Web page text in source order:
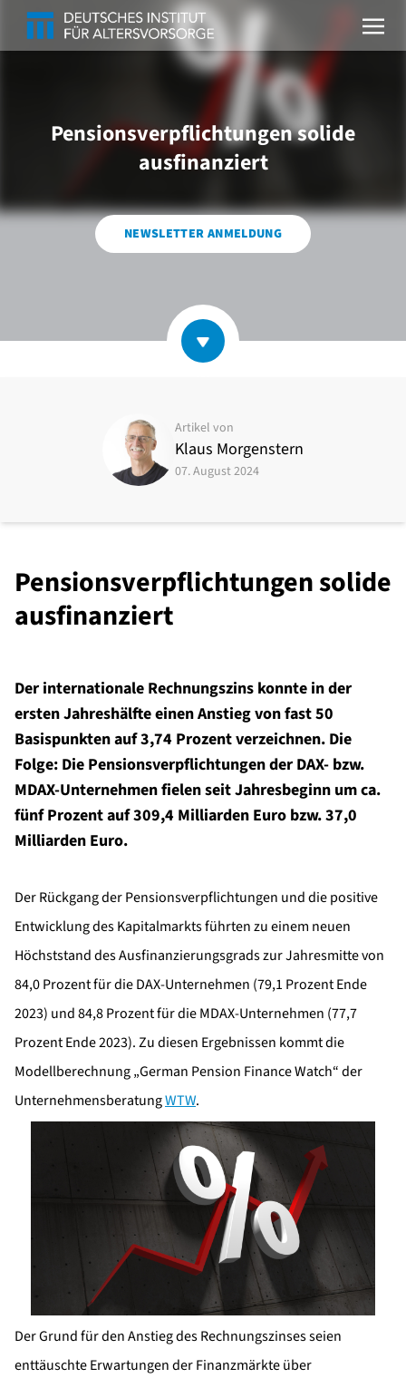
Pensionsverpflichtungen solide
ausfinanziert
NEWSLETTER ANMELDUNG
Artikel von
Klaus Morgenstern
07. August 2024
Pensionsverpflichtungen solide
ausfinanziert
Der internationale Rechnungszins konnte in der
ersten Jahreshälfte einen Anstieg von fast 50
Basispunkten auf 3,74 Prozent verzeichnen. Die
Folge: Die Pensionsverpflichtungen der DAX- bzw.
MDAX-Unternehmen fielen seit Jahresbeginn um ca.
fünf Prozent auf 309,4 Milliarden Euro bzw. 37,0
Milliarden Euro.
Der Rückgang der Pensionsverpflichtungen und die positive
Entwicklung des Kapitalmarkts führten zu einem neuen
Höchststand des Ausfinanzierungsgrads zur Jahresmitte von
84,0 Prozent für die DAX-Unternehmen (79,1 Prozent Ende
2023) und 84,8 Prozent für die MDAX-Unternehmen (77,7
Prozent Ende 2023). Zu diesen Ergebnissen kommt die
Modellberechnung „German Pension Finance Watch“ der
UnternehmensberatungWTW.
Der Grund für den Anstieg des Rechnungszinses seien
enttäuschte Erwartungen der Finanzmärkte über